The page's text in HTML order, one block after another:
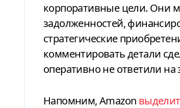
корпоративные цели. Они
задолженностей,
стратегические
комментировать детали
оперативно не ответили
Напомним, Amazon